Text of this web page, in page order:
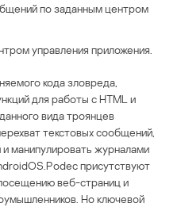
по заданным центром
управления приложения.
кода зловреда,
для работы с HTML и
вида троянцев
текстовых сообщений,
манипулировать журналами
присутствуют
веб-страниц и
Но ключевой